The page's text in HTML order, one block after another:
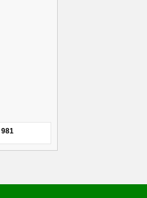
981